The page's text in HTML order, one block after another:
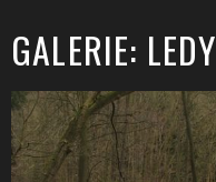
GALERIE: